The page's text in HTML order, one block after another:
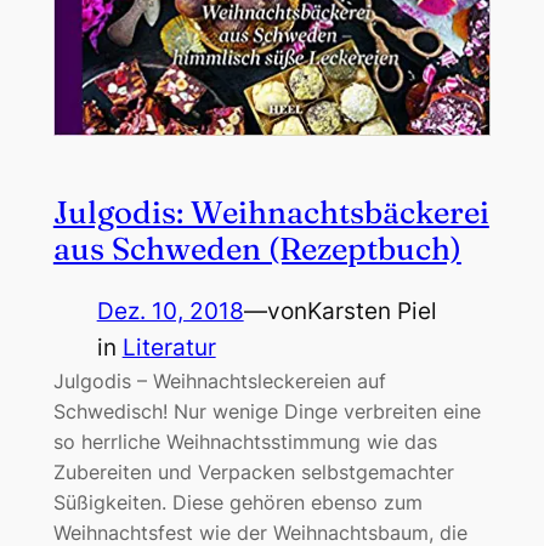
Julgodis: Weihnachtsbäckerei
aus Schweden (Rezeptbuch)
Dez. 10, 2018—vonKarsten Piel
in Literatur
Julgodis – Weihnachtsleckereien auf
Schwedisch! Nur wenige Dinge verbreiten eine
so herrliche Weihnachtsstimmung wie das
Zubereiten und Verpacken selbstgemachter
Süßigkeiten. Diese gehören ebenso zum
Weihnachtsfest wie der Weihnachtsbaum, die